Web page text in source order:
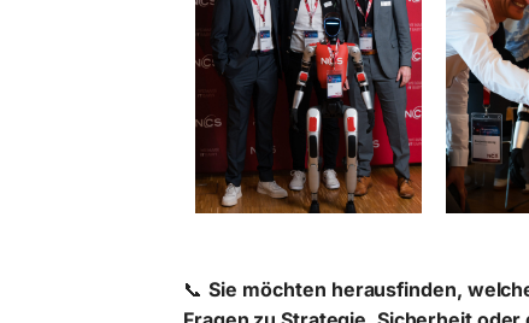
📞Sie möchten herausfinden,